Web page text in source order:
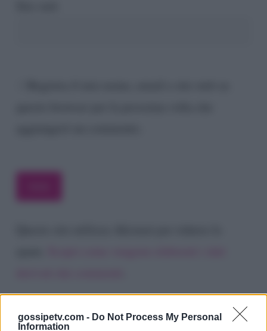
gossipetv.com - Do Not Process My Personal
Information